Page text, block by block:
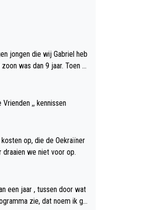
jongen die wij Gabriel heb
Toen hi
Ik gun Anouk en Douwe
heb ik z
overeenkomend met
soort ready-made lied ges
radio te beluisteren zijn
Anouk en Douwe Bob's
energie gehad
en alle ouders
hadden dit ook niet kunn
dat ons aan DB vertelde
,, kennissen
op, die de Oekraïner
draaien we niet voor op.
een jaar , tussen door wat
zie, dat noem ik ge